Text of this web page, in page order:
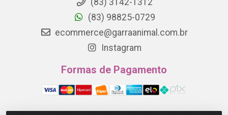
(83) 98825-0729
ecommerce@garraanimal.com.br
Instagram
Formas de Pagamento